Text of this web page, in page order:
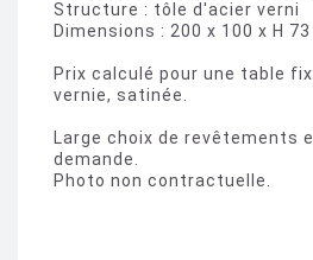
Structure : tôle d'acier verni
Dimensions : 200 x 100 x H
Prix calculé pour une table
vernie, satinée.
Large choix de revêtements
demande.
Photo non contractuelle.